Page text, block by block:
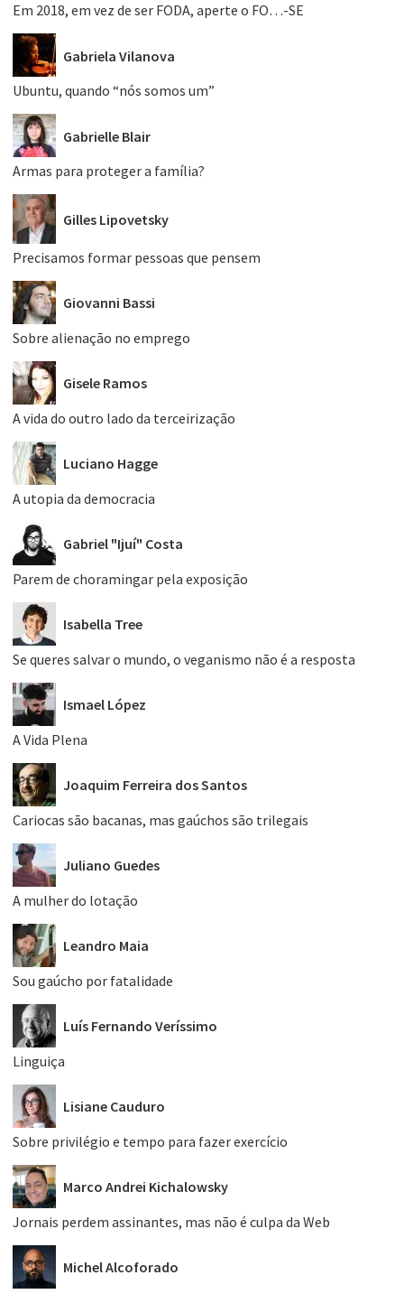
Em 2018, em vez de ser FODA, aperte o FO…-SE
Gabriela Vilanova
Ubuntu, quando “nós somos um”
Gabrielle Blair
Armas para proteger a família?
Gilles Lipovetsky
Precisamos formar pessoas que pensem
Giovanni Bassi
Sobre alienação no emprego
Gisele Ramos
A vida do outro lado da terceirização
Luciano Hagge
A utopia da democracia
Gabriel "Ijuí" Costa
Parem de choramingar pela exposição
Isabella Tree
Se queres salvar o mundo, o veganismo não é a resposta
Ismael López
A Vida Plena
Joaquim Ferreira dos Santos
Cariocas são bacanas, mas gaúchos são trilegais
Juliano Guedes
A mulher do lotação
Leandro Maia
Sou gaúcho por fatalidade
Luís Fernando Veríssimo
Linguiça
Lisiane Cauduro
Sobre privilégio e tempo para fazer exercício
Marco Andrei Kichalowsky
Jornais perdem assinantes, mas não é culpa da Web
Michel Alcoforado